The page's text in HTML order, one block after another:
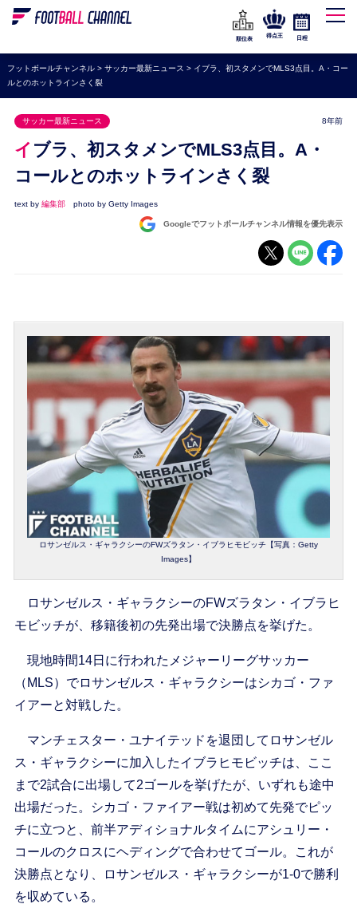
WEリーグ
海外サッカー
プレミアリーグ
ラ・リーガ
セリエA
ブンデスリーガ
UEFA
ナショナルチーム
順位表
得点王 日程
フットボールチャンネル> サッカー最新ニュース > イブラ、初スタメンでMLS3点目。A・コー
ルとのホットラインさく裂
サッカー最新ニュース 8年前
イブラ、初スタメンでMLS3点目。A・
コールとのホットラインさく裂
text by 編集部 photo by Getty Images
Googleでフットボールチャンネル情報を優先表示
ロサンゼルス・ギャラクシーのFWズラタン・イブラヒモビッチ【写真：Getty
Images】
ロサンゼルス・ギャラクシーのFWズラタン・イブラヒ
モビッチが、移籍後初の先発出場で決勝点を挙げた。
現地時間14日に行われたメジャーリーグサッカー
（MLS）でロサンゼルス・ギャラクシーはシカゴ・ファ
イアーと対戦した。
マンチェスター・ユナイテッドを退団してロサンゼル
ス・ギャラクシーに加入したイブラヒモビッチは、ここ
まで2試合に出場して2ゴールを挙げたが、いずれも途中
出場だった。シカゴ・ファイアー戦は初めて先発でピッ
チに立つと、前半アディショナルタイムにアシュリー・
コールのクロスにヘディングで合わせてゴール。これが
決勝点となり、ロサンゼルス・ギャラクシーが1-0で勝利
を収めている。